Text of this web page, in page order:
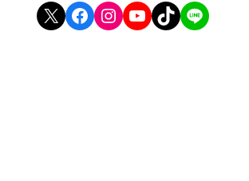
X Facebook Instagram YouTube TikTok LINE